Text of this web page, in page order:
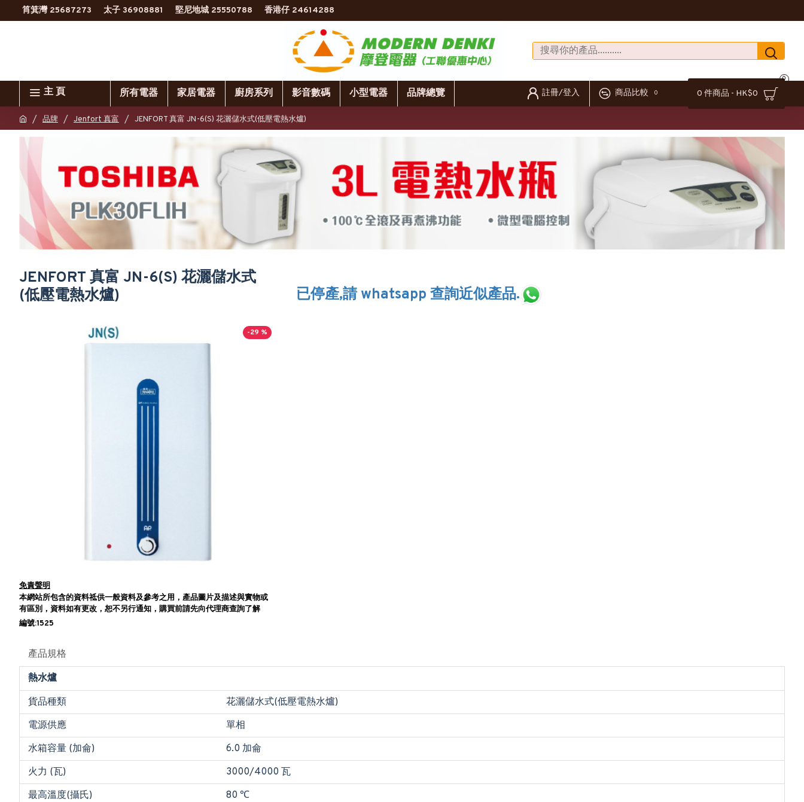
筲箕灣 25687273 太子 36908881 堅尼地城 25550788 香港仔 24614288
主 頁 所有電器 家居電器 廚房系列 影音數碼 小型電器 品牌總覽 註冊/登入 商品比較 0 0 件商品 - HK$0
0
品牌 Jenfort 真富 JENFORT 真富 JN-6(S) 花灑儲水式(低壓電熱水爐)
JENFORT 真富 JN-6(S) 花灑儲水式
(低壓電熱水爐)
-29 %
免責聲明
本網站所包含的資料祗供一般資料及參考之用，產品圖片及描述與實物或
有區別，資料如有更改，恕不另行通知，購買前請先向代理商查詢了解
編號:1525
已停產,請 whatsapp 查詢近似產品.
產品規格
熱水爐
貨品種類
花灑儲水式(低壓電熱水爐)
電源供應
單相
水箱容量 (加侖)
6.0 加侖
火力 (瓦)
3000/4000 瓦
最高溫度(攝氏)
80 ℃